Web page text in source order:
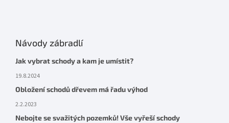
Návody zábradlí
Jak vybrat schody a kam je umístit?
19.8.2024
Obložení schodů dřevem má řadu výhod
2.2.2023
Nebojte se svažitých pozemků! Vše vyřeší schody